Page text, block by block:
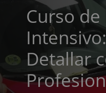
Curso
Detallar